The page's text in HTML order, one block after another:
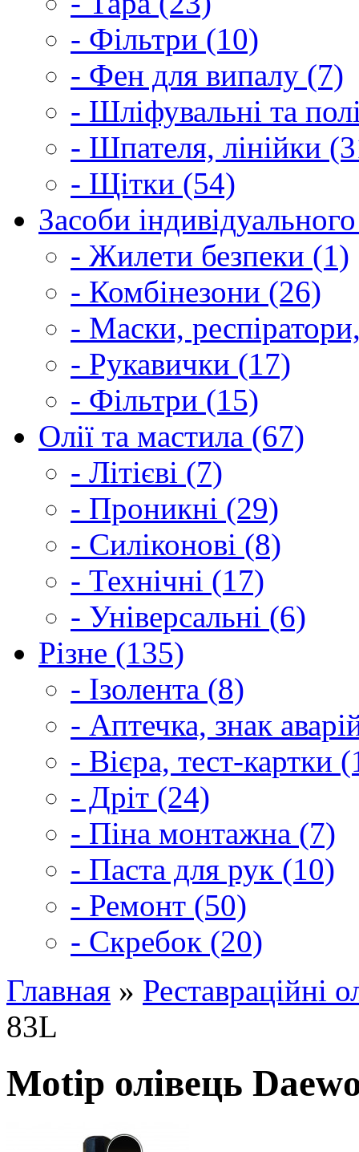
- Фільтри (10)
- Фен для випалу (7)
- Шліфувальні та
- Шпателя, лінійки
- Щітки (54)
Засоби
- Жилети безпеки (1)
- Комбінезони (26)
- Маски,
- Рукавички (17)
- Фільтри (15)
Олії та мастила (67)
- Літієві (7)
- Проникні (29)
- Силіконові (8)
- Технічні (17)
- Універсальні (6)
Різне (135)
- Ізолента (8)
- Аптечка, знак
- Вієра, тест-картки
- Дріт (24)
- Піна монтажна (7)
- Паста для рук (10)
- Ремонт (50)
- Скребок (20)
Главная » Реставраційні
83L
Motip олівець